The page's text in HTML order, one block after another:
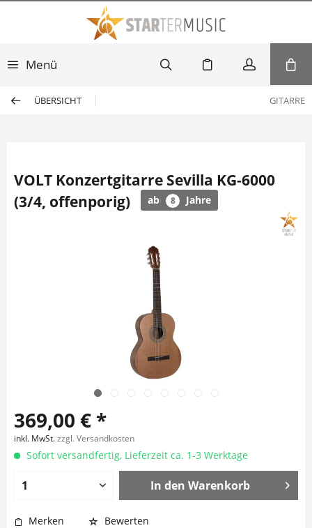
Menü
ÜBERSICHT GITARRE
VOLT Konzertgitarre Sevilla KG-6000
(3/4, offenporig)
ab 8 Jahre
369,00 € *
inkl. MwSt.zzgl. Versandkosten
Sofort versandfertig, Lieferzeit ca. 1-3 Werktage
In den Warenkorb
Merken Bewerten